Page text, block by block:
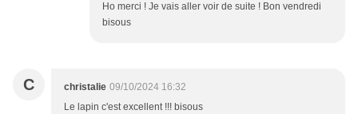
Ho merci ! Je vais aller voir de suite ! Bon vendredi
bisous
C christalie 09/10/2024 16:32
Le lapin c'est excellent !!! bisous